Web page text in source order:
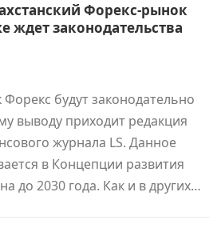
Форекс-рынок
ждет законодательства
будут законодательно
выводу приходит редакция
журнала LS. Данное
в Концепции развития
до 2030 года. Как и в других…